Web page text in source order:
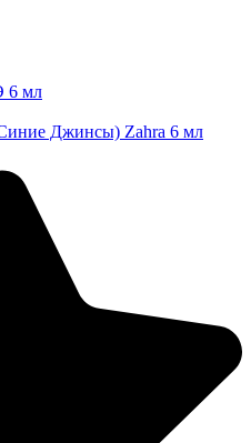
6 мл
Джинсы) Zahra 6 мл